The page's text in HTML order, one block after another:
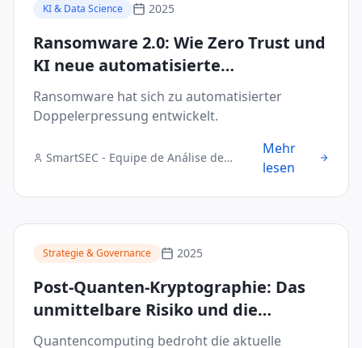
KI & Data Science 2025
Ransomware 2.0: Wie Zero Trust und
KI neue automatisierte
Erpressungstaktiken abmildern
Ransomware hat sich zu automatisierter
Doppelerpressung entwickelt.
SmartSEC - Equipe de Análise de
Mehr
lesen
Strategie & Governance 2025
Post-Quanten-Kryptographie: Das
unmittelbare Risiko und die
Dringlichkeit der Umsetzung
Quantencomputing bedroht die aktuelle